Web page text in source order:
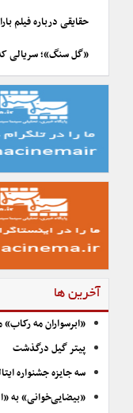
حقایقی درباره فیلم
«گل سنگ»؛ سریالی
آخرین ها
«ابرسواران مه
پیتر گیل درگذشت
سه جایزه جشنواره
«بیضایی‌خوانی» به